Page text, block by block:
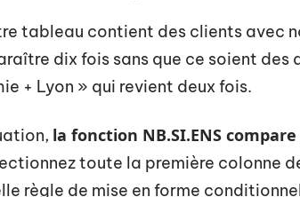
tableau contient des clients avec
dix fois sans que ce soient des
+ Lyon » qui revient deux fois.
la fonction NB.SI.ENS
toute la première colonne
règle de mise en forme